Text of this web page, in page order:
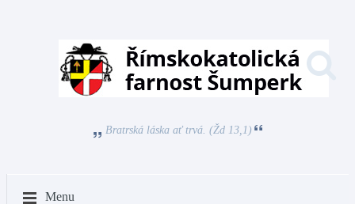
Bratrská láska ať trvá. (Žd 13,1)
Menu